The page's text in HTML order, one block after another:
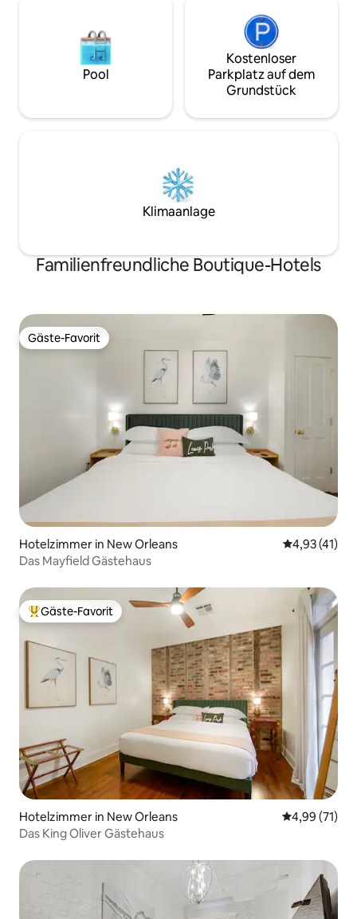
**Hinweis - du musst ein Schlafzimmer
betreten, um ins Badezimmer zu
gelangen, weshalb dies perfekt für enge
Pool
Kostenloser
Parkplatz auf dem
Grundstück
Klimaanlage
Familienfreundliche Boutique-Hotels
Gäste-Favorit
Gäste-Favorit
Hotelzimmer in New Orleans
4,93 (41)
Das Mayfield Gästehaus
Beliebter Gäste-Favorit.
Gäste-Favorit
Hotelzimmer in New Orleans
4,99 (71)
Das King Oliver Gästehaus